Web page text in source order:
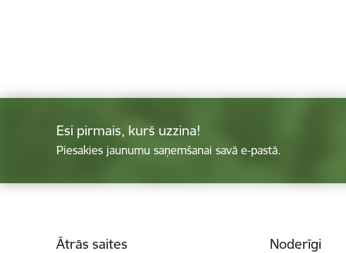
Esi pirmais, kurš uzzina!
Piesakies jaunumu saņemšanai savā e-pastā.
Ātrās saites Noderīgi